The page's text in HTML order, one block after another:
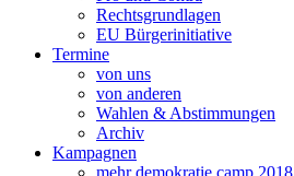
Rechtsgrundlagen
EU Bürgerinitiative
Termine
von uns
von anderen
Wahlen & Abstimmungen
Archiv
Kampagnen
mehr demokratie camp 2018